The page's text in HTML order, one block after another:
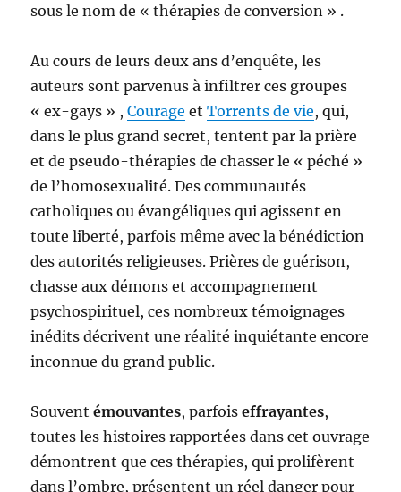
sous le nom de « thérapies de conversion » .
Au cours de leurs deux ans d’enquête, les
auteurs sont parvenus à infiltrer ces groupes
« ex-gays » ,Courage etTorrents de vie, qui,
dans le plus grand secret, tentent par la prière
et de pseudo-thérapies de chasser le « péché »
de l’homosexualité. Des communautés
catholiques ou évangéliques qui agissent en
toute liberté, parfois même avec la bénédiction
des autorités religieuses. Prières de guérison,
chasse aux démons et accompagnement
psychospirituel, ces nombreux témoignages
inédits décrivent une réalité inquiétante encore
inconnue du grand public.
Souventémouvantes, parfoiseffrayantes,
toutes les histoires rapportées dans cet ouvrage
démontrent que ces thérapies, qui prolifèrent
dans l’ombre, présentent un réel danger pour